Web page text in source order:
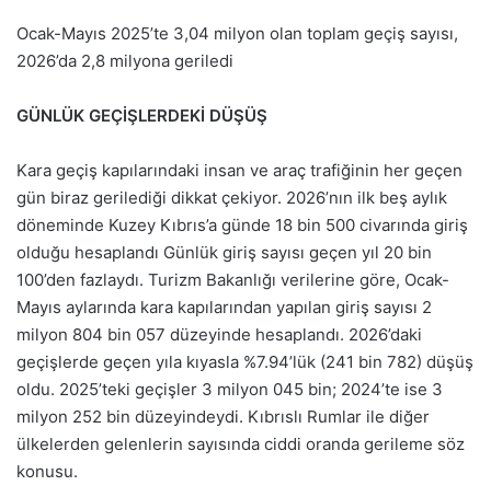
Ocak-Mayıs 2025’te 3,04 milyon olan toplam geçiş sayısı,
2026’da 2,8 milyona geriledi
GÜNLÜK GEÇİŞLERDEKİ DÜŞÜŞ
Kara geçiş kapılarındaki insan ve araç trafiğinin her geçen
gün biraz gerilediği dikkat çekiyor. 2026’nın ilk beş aylık
döneminde Kuzey Kıbrıs’a günde 18 bin 500 civarında giriş
olduğu hesaplandı Günlük giriş sayısı geçen yıl 20 bin
100’den fazlaydı. Turizm Bakanlığı verilerine göre, Ocak-
Mayıs aylarında kara kapılarından yapılan giriş sayısı 2
milyon 804 bin 057 düzeyinde hesaplandı. 2026’daki
geçişlerde geçen yıla kıyasla %7.94’lük (241 bin 782) düşüş
oldu. 2025’teki geçişler 3 milyon 045 bin; 2024’te ise 3
milyon 252 bin düzeyindeydi. Kıbrıslı Rumlar ile diğer
ülkelerden gelenlerin sayısında ciddi oranda gerileme söz
konusu.